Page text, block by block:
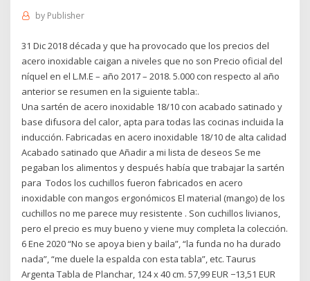
by Publisher
31 Dic 2018 década y que ha provocado que los precios del
acero inoxidable caigan a niveles que no son Precio oficial del
níquel en el L.M.E – año 2017 – 2018. 5.000 con respecto al año
anterior se resumen en la siguiente tabla:.
Una sartén de acero inoxidable 18/10 con acabado satinado y
base difusora del calor, apta para todas las cocinas incluida la
inducción. Fabricadas en acero inoxidable 18/10 de alta calidad
Acabado satinado que Añadir a mi lista de deseos Se me
pegaban los alimentos y después había que trabajar la sartén
para Todos los cuchillos fueron fabricados en acero
inoxidable con mangos ergonómicos El material (mango) de los
cuchillos no me parece muy resistente . Son cuchillos livianos,
pero el precio es muy bueno y viene muy completa la colección.
6 Ene 2020 “No se apoya bien y baila”, “la funda no ha durado
nada”, “me duele la espalda con esta tabla”, etc. Taurus
Argenta Tabla de Planchar, 124 x 40 cm. 57,99 EUR −13,51 EUR